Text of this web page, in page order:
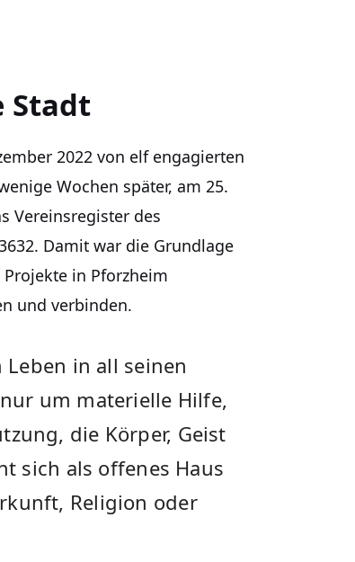
Stadt
2022 von elf engagierten
Wochen später, am 25.
Vereinsregister des
Damit war die Grundlage
in Pforzheim
und verbinden.
in all seinen
um materielle Hilfe,
die Körper, Geist
sich als offenes Haus
Religion oder